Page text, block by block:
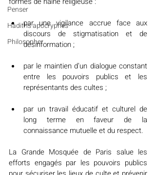
Penser
Hadiths apocryphes
Philosopher
par une vigilance accrue face aux
discours de stigmatisation et de
désinformation ;
par le maintien d’un dialogue constant
entre les pouvoirs publics et les
représentants des cultes ;
par un travail éducatif et culturel de
long terme en faveur de la
connaissance mutuelle et du respect.
La Grande Mosquée de Paris salue les
efforts engagés par les pouvoirs publics